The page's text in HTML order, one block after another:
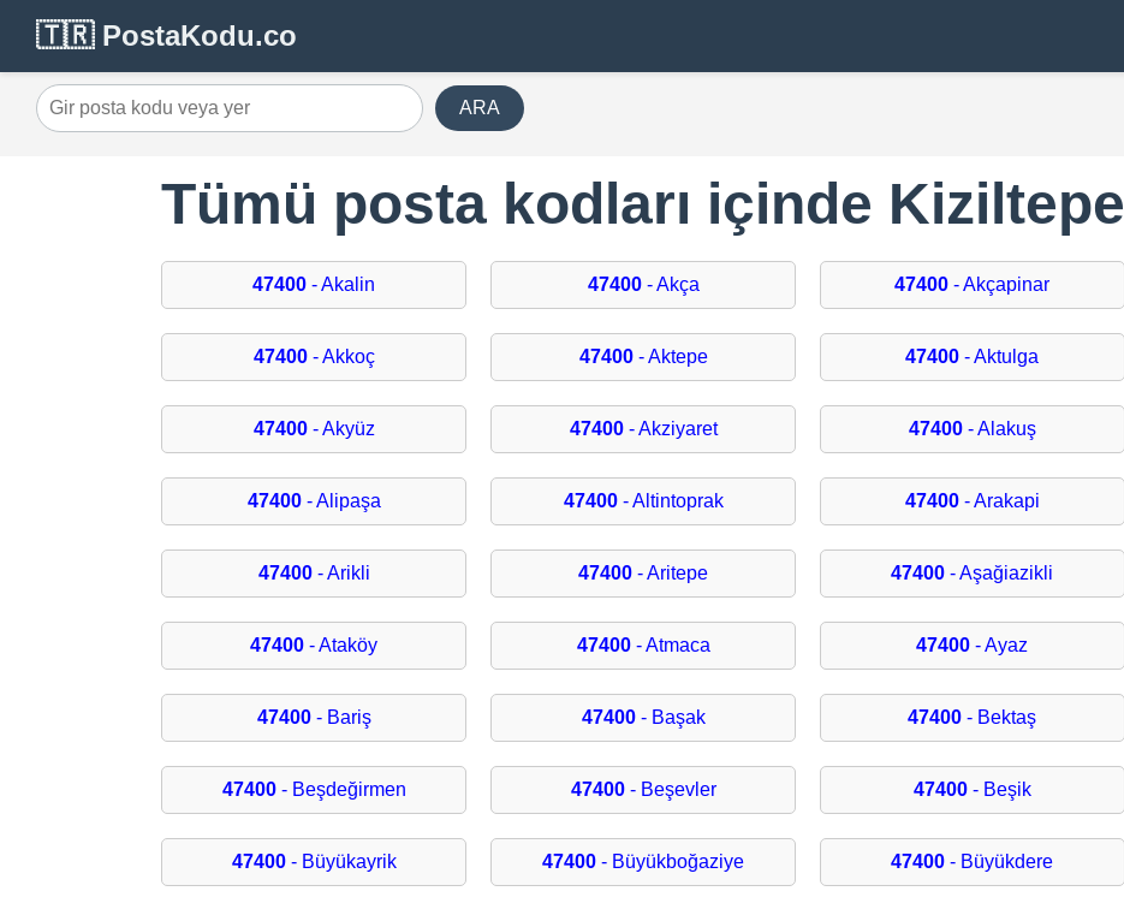
🇹🇷 PostaKodu.co
ARA
Tümü posta kodları içinde Kiziltepe
47400 - Akalin 47400- Akça 47400 - Akçapinar
47400- Akkoç 47400- Aktepe 47400 - Aktulga
47400- Akyüz 47400- Akziyaret 47400- Alakuş
47400- Alipaşa 47400- Altintoprak 47400- Arakapi
47400- Arikli 47400 - Aritepe 47400 - Aşağiazikli
47400 - Ataköy 47400- Atmaca 47400 - Ayaz
47400- Bariş 47400- Başak 47400 - Bektaş
47400- Beşdeğirmen 47400- Beşevler 47400- Beşik
47400- Büyükayrik 47400 - Büyükboğaziye 47400 - Büyükdere